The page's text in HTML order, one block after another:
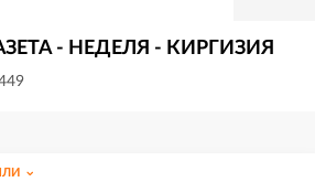
- НЕДЕЛЯ - КИРГИЗИЯ